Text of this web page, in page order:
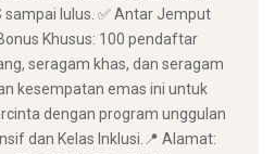
sampai lulus. ✅ Antar Jemput
Khusus: 100 pendaftar
seragam khas, dan seragam
kesempatan emas ini untuk
dengan program unggulan
dan Kelas Inklusi. ​📍 Alamat: